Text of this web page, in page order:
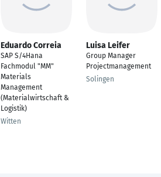
Eduardo Correia
SAP S/4Hana
Fachmodul "MM"
Materials
Management
(Materialwirtschaft &
Logistik)
Witten
Luisa Leifer
Group Manager
Projectmanagement
Solingen